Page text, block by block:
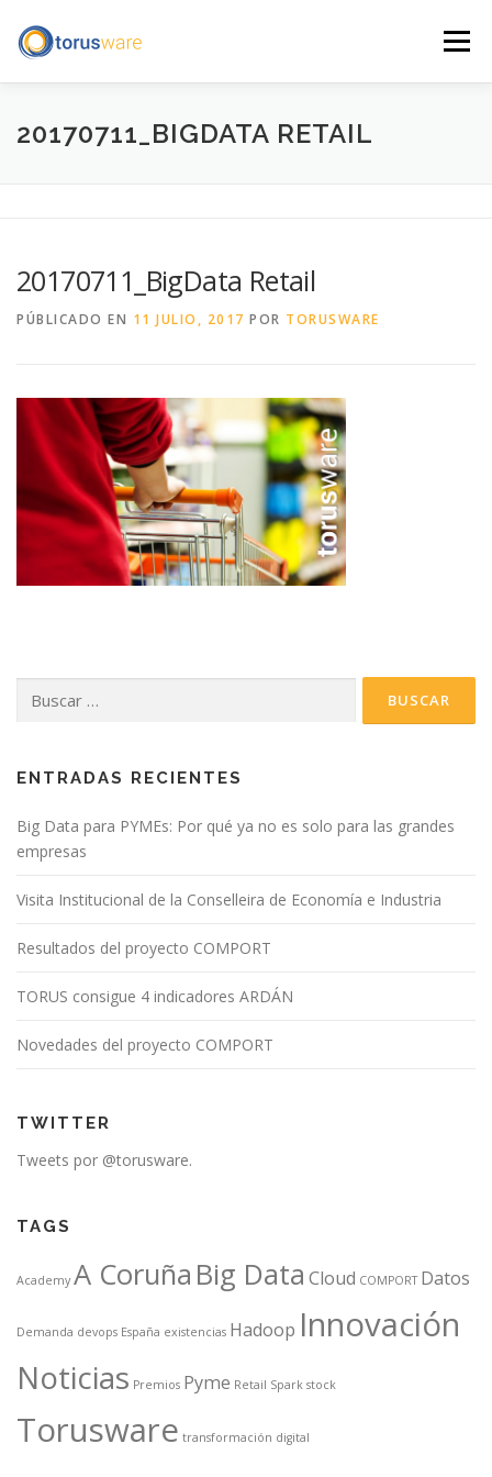
contenido
Menú
INICIO QUÉ HACEMOS QUIÉNES SOMOS
20170711_BIGDATA RETAIL
20170711_BigData Retail
PÚBLICADO EN 11 JULIO, 2017 POR TORUSWARE
ENTRADAS RECIENTES
Big Data para PYMEs: Por qué ya no es solo para las grandes
empresas
Visita Institucional de la Conselleira de Economía e Industria
Resultados del proyecto COMPORT
TORUS consigue 4 indicadores ARDÁN
Novedades del proyecto COMPORT
TWITTER
Tweets por @torusware.
TAGS
Academy A Coruña Big Data Cloud COMPORT Datos
Demanda devops España existencias Hadoop Innovación
Noticias Premios Pyme Retail Spark stock
Torusware transformación digital